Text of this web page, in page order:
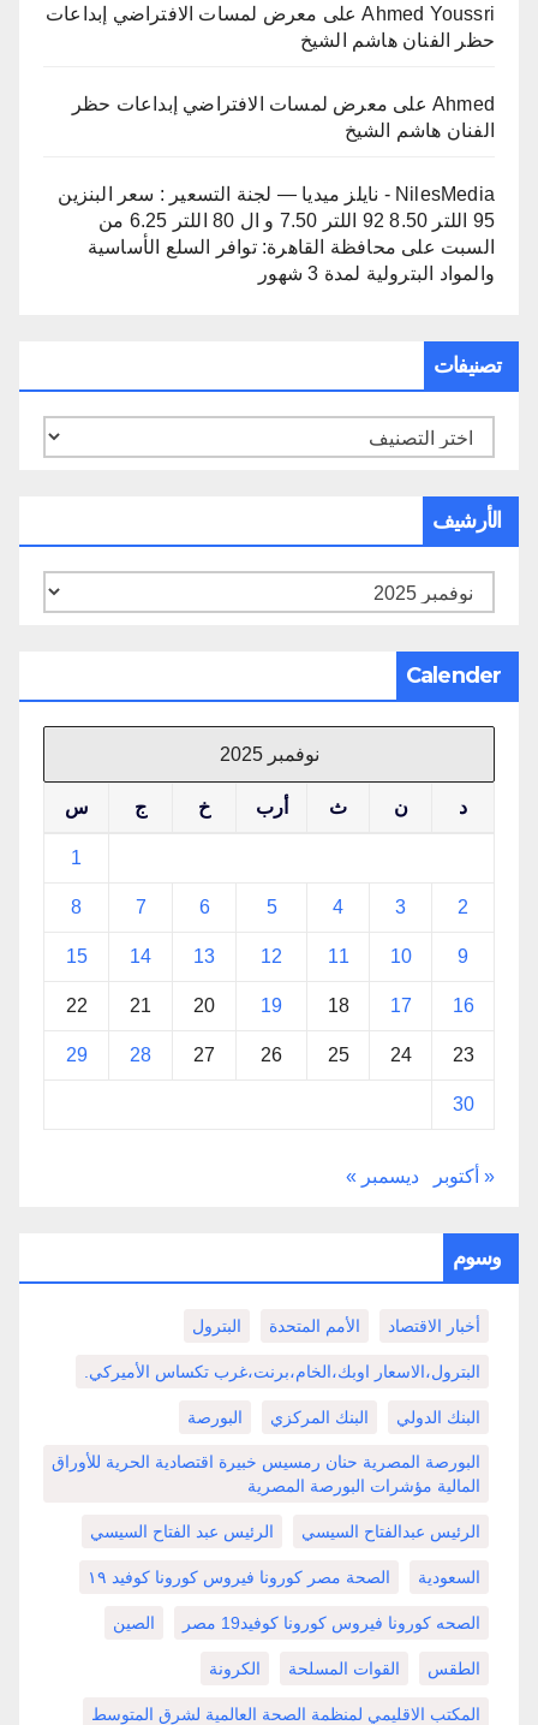
Ahmed Youssriعلى معرض لمسات الافتراضي إبداعات
حظر الفنان هاشم الشيخ
Ahmed على معرض لمسات الافتراضي إبداعات حظر
الفنان هاشم الشيخ
NilesMedia - نايلز ميديا — لجنة التسعير : سعر البنزين
95 اللتر 8.50 92 اللتر 7.50 و ال 80 اللتر 6.25 من
السبت على محافظة القاهرة: توافر السلع الأساسية
والمواد البترولية لمدة 3 شهور
تصنيفات
تصنيفات
الأرشيف
الأرشيف
Calender
نوفمبر 2025
د ن ث أرب خ ج س
1
2
3
4
5
6
7
8
9
10
11
12
13
14
15
16
17
18
19
20
21
22
23
24
25
26
27
28
29
30
« أكتوبر ديسمبر »
وسوم
أخبار الاقتصاد الأمم المتحدة البترول
البترول،الاسعار اوبك،الخام،برنت،غرب تكساس الأميركي.
البنك الدولي البنك المركزي البورصة
البورصة المصرية حنان رمسيس خبيرة اقتصادية الحرية للأوراق
المالية مؤشرات البورصة المصرية
الرئيس عبدالفتاح السيسي الرئيس عبد الفتاح السيسي
السعودية الصحة مصر كورونا فيروس كورونا كوفيد ١٩
الصحه كورونا فيروس كورونا كوفيد19 مصر الصين
الطقس القوات المسلحة الكرونة
المكتب الاقليمي لمنظمة الصحة العالمية لشرق المتوسط